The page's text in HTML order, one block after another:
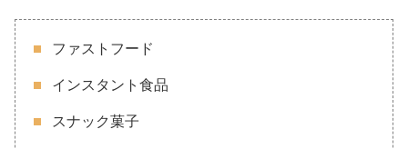
ファストフード
インスタント食品
スナック菓子